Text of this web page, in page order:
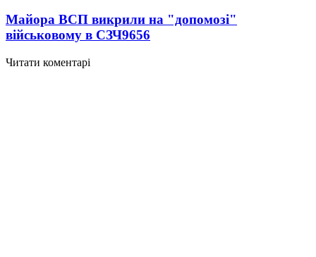
Майора ВСП викрили на "допомозі"
військовому в СЗЧ9656
Читати коментарі